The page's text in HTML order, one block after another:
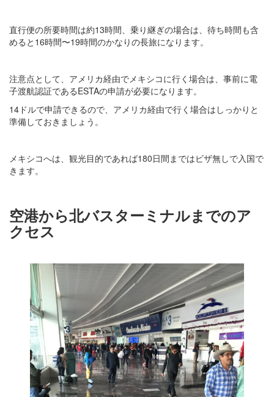
直行便の所要時間は約13時間、乗り継ぎの場合は、待ち時間も含
めると16時間〜19時間のかなりの長旅になります。
注意点として、アメリカ経由でメキシコに行く場合は、事前に電
子渡航認証であるESTAの申請が必要になります。
14ドルで申請できるので、アメリカ経由で行く場合はしっかりと
準備しておきましょう。
メキシコへは、観光目的であれば180日間まではビザ無しで入国で
きます。
空港から北バスターミナルまでのア
クセス